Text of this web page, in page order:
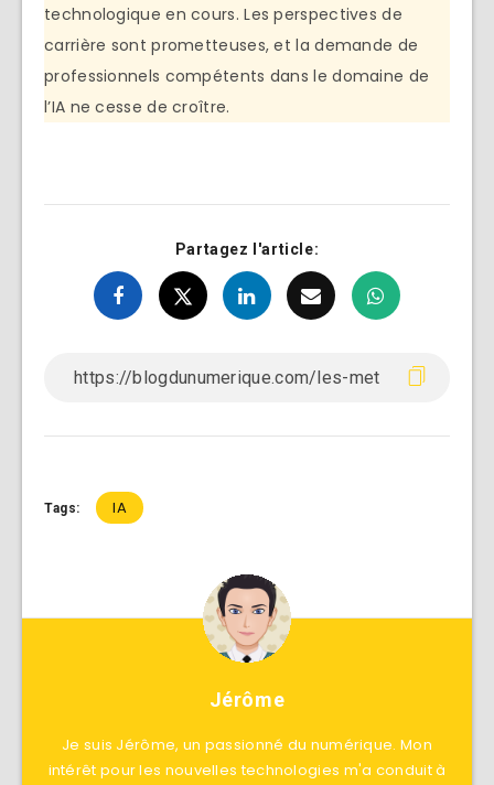
technologique en cours. Les perspectives de
carrière sont prometteuses, et la demande de
professionnels compétents dans le domaine de
l’IA ne cesse de croître.
Partagez l'article:
Tags: IA
Jérôme
Je suis Jérôme, un passionné du numérique. Mon
intérêt pour les nouvelles technologies m'a conduit à